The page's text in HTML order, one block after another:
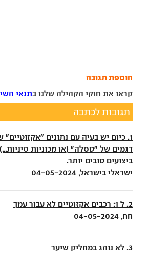
הוספת תגובה
קראו את חוקי הקהילה שלנו בתנאי
תגובות לכתבה
1. כיום יש בעיה עם נתונים
דגמים של "טסלה" (או מכוניות סיניות...)
ביצועים טובים יותר.
ישראלי בישראל, 04-05-2024
2. ל 1: רכבים אקזוטיים לא עבור עמך
חח, 04-05-2024
3. לא נוהג במחליק שיער